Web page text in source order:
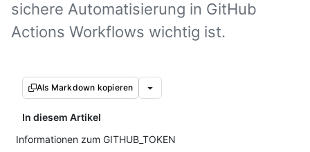
sichere Automatisierung in GitHub
Actions Workflows wichtig ist.
Als Markdown kopieren
In diesem Artikel
Informationen zum GITHUB_TOKEN